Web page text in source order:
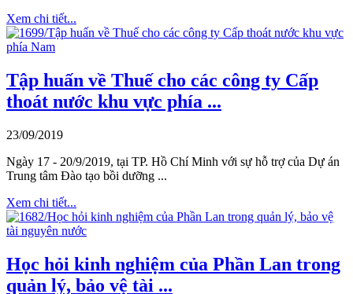
Xem chi tiết...
Tập huấn về Thuế cho các công ty Cấp
thoát nước khu vực phía ...
23/09/2019
Ngày 17 - 20/9/2019, tại TP. Hồ Chí Minh với sự hỗ trợ của Dự án
Trung tâm Đào tạo bồi dưỡng ...
Xem chi tiết...
Học hỏi kinh nghiệm của Phần Lan trong
quản lý, bảo vệ tài ...